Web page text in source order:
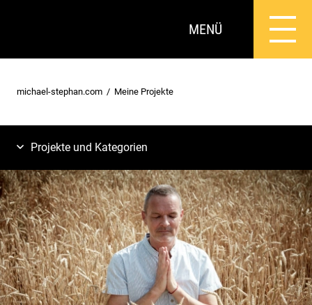
MENÜ
michael-stephan.com Meine Projekte
Projekte und Kategorien